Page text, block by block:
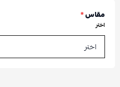
مقاس*
اختر